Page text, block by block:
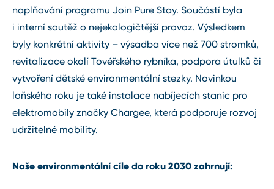
naplňování programu Join Pure Stay. Součástí byla
i interní soutěž o nejekologičtější provoz. Výsledkem
byly konkrétní aktivity – výsadba více než 700 stromků,
revitalizace okolí Tovéřského rybníka, podpora útulků či
vytvoření dětské environmentální stezky. Novinkou
loňského roku je také instalace nabíjecích stanic pro
elektromobily značky Chargee, která podporuje rozvoj
udržitelné mobility.
Naše environmentální cíle do roku 2030 zahrnují: